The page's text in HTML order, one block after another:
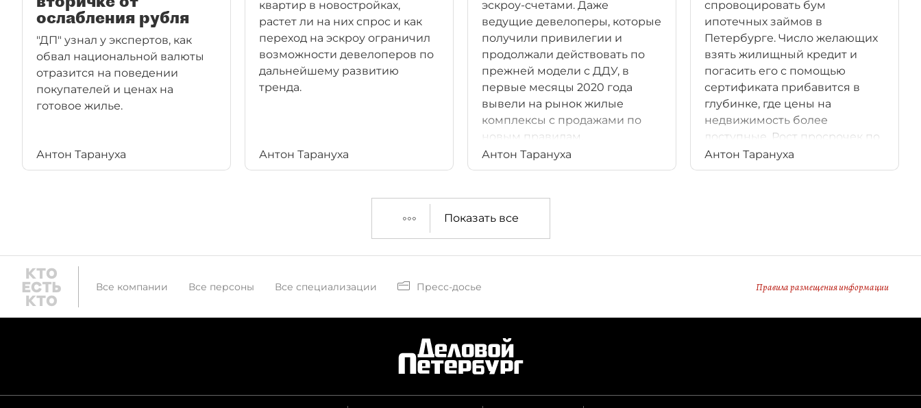
ослабления рубля
"ДП" узнал у экспертов, как
обвал национальной валюты
отразится на поведении
покупателей и ценах на
готовое жилье.
Антон Тарануха
квартир в новостройках,
растет ли на них спрос и как
переход на эскроу ограничил
возможности девелоперов по
дальнейшему развитию
тренда.
Антон Тарануха
эскроу-счетами. Даже
ведущие девелоперы, которые
получили привилегии и
продолжали действовать по
прежней модели с ДДУ, в
первые месяцы 2020 года
вывели на рынок жилые
комплексы с продажами по
новым правилам.
Антон Тарануха
спровоцировать бум
ипотечных займов в
Петербурге. Число желающих
взять жилищный кредит и
погасить его с помощью
сертификата прибавится в
глубинке, где цены на
недвижимость более
доступные. Рост просрочек по
платежам может стать
негативным фактором
Антон Тарануха
Показать все
Все компании Все персоны Все специализации Пресс-досье Правила размещения информации